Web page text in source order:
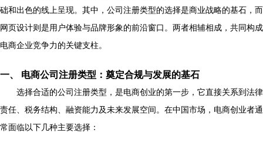
础和出色的线上呈现。其中，公司注册类型的选择是商业战略的基石，而
网页设计则是用户体验与品牌形象的前沿窗口。两者相辅相成，共同构成
电商企业竞争力的关键支柱。
一、 电商公司注册类型：奠定合规与发展的基石
选择合适的公司注册类型，是电商创业的第一步，它直接关系到法律
责任、税务结构、融资能力及未来发展空间。在中国市场，电商创业者通
常面临以下几种主要选择：